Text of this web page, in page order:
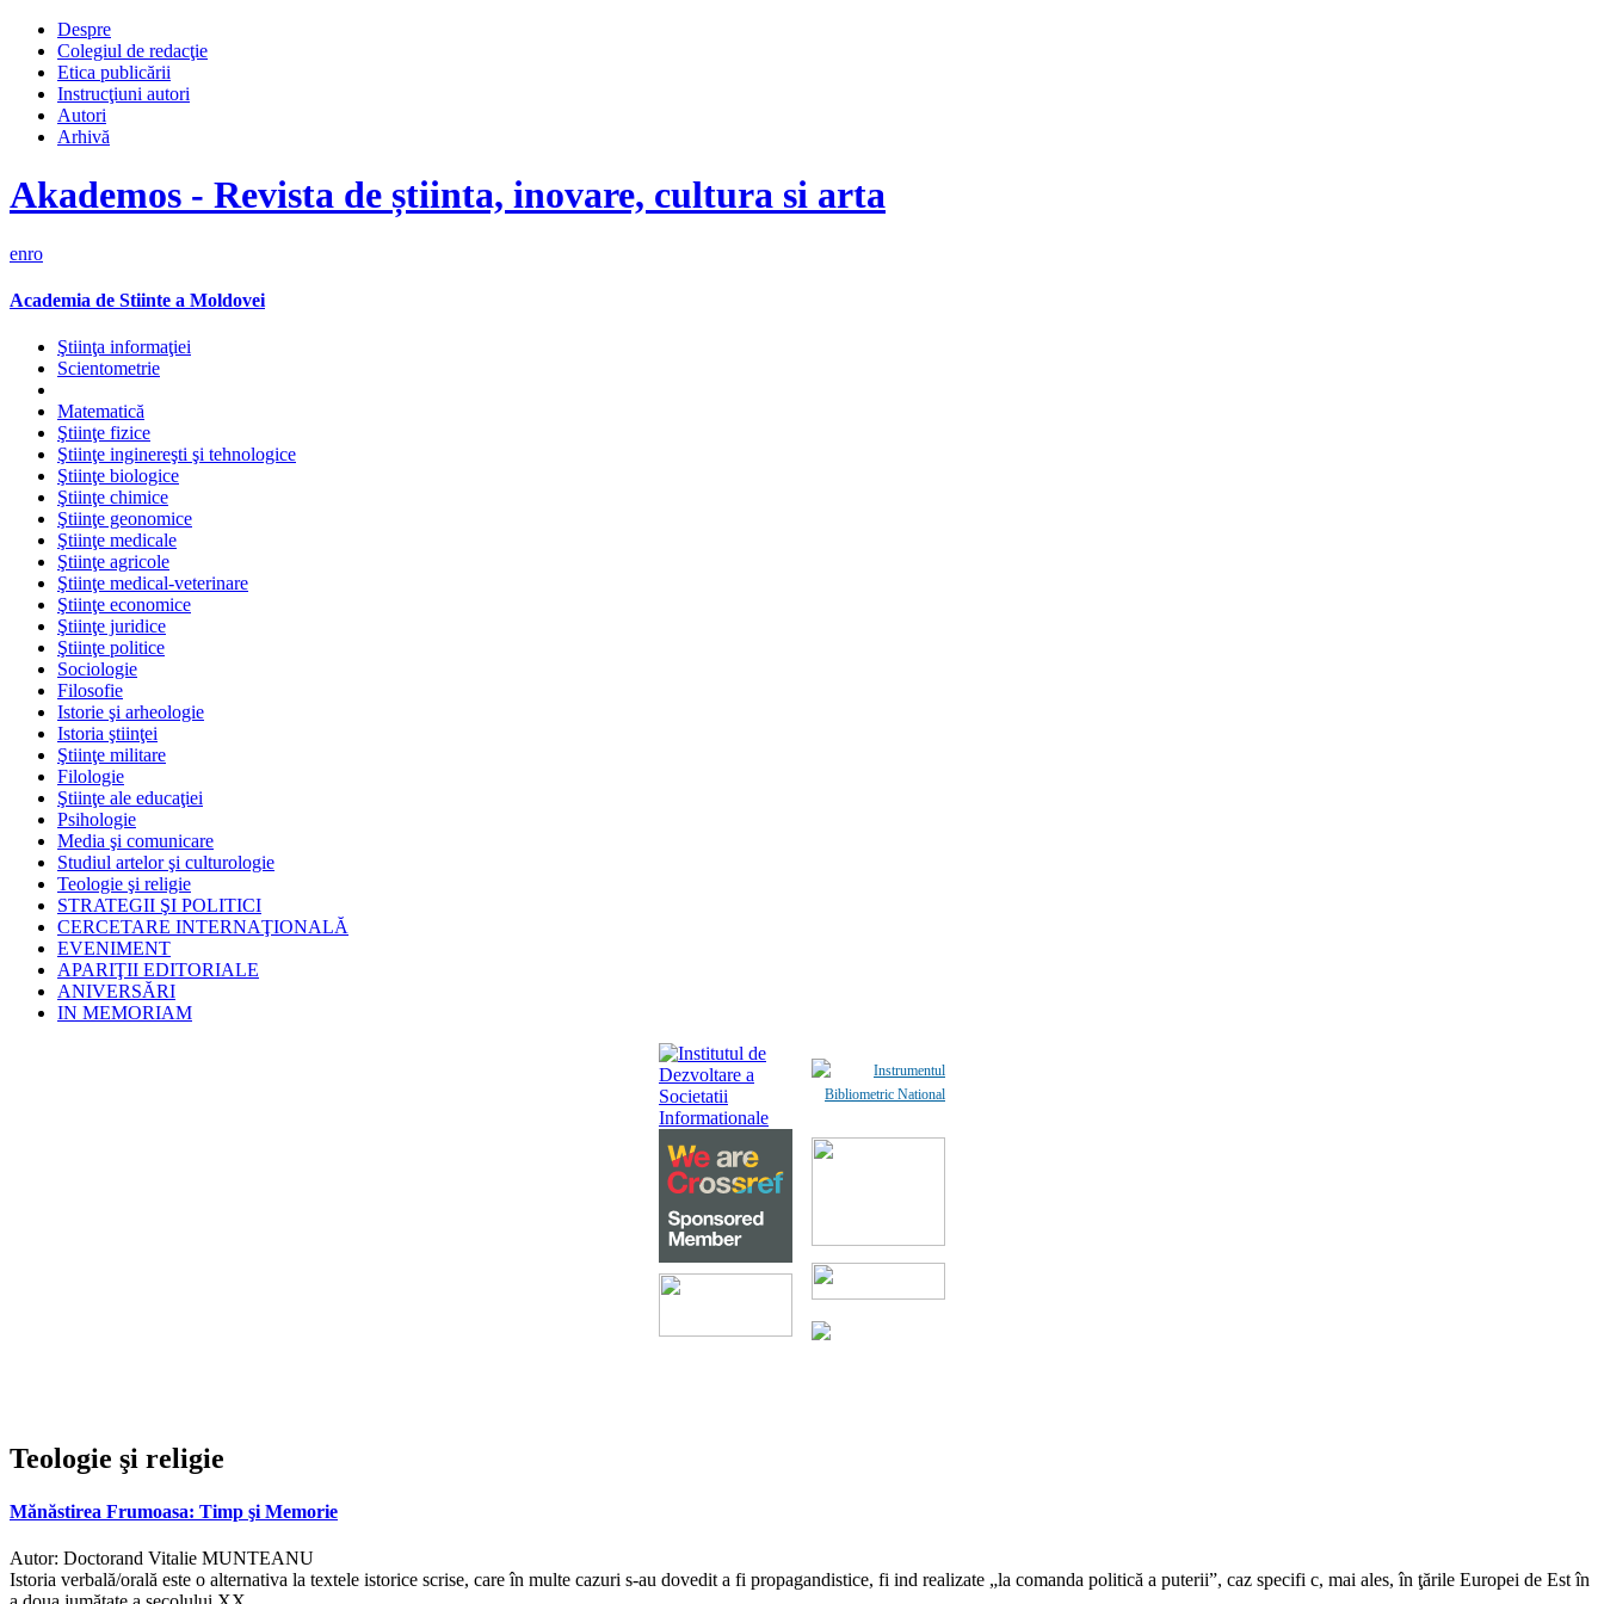
Despre
Colegiul de redacţie
Etica publicării
Instrucţiuni autori
Autori
Arhivă
Akademos - Revista de știinta, inovare, cultura si arta
enro
Academia de Stiinte a Moldovei
Ştiinţa informaţiei
Scientometrie
Matematică
Ştiinţe fizice
Ştiinţe inginereşti şi tehnologice
Ştiinţe biologice
Ştiinţe chimice
Ştiinţe geonomice
Ştiinţe medicale
Ştiinţe agricole
Ştiinţe medical-veterinare
Ştiinţe economice
Ştiinţe juridice
Ştiinţe politice
Sociologie
Filosofie
Istorie şi arheologie
Istoria ştiinţei
Ştiinţe militare
Filologie
Ştiinţe ale educaţiei
Psihologie
Media şi comunicare
Studiul artelor şi culturologie
Teologie şi religie
STRATEGII ŞI POLITICI
CERCETARE INTERNAŢIONALĂ
EVENIMENT
APARIŢII EDITORIALE
ANIVERSĂRI
IN MEMORIAM
Teologie şi religie
Mănăstirea Frumoasa: Timp şi Memorie
Autor: Doctorand Vitalie MUNTEANU
Istoria verbală/orală este o alternativa la textele istorice scrise, care în multe cazuri s-au dovedit a fi propagandistice, fi ind realizate „la comanda politică a puterii”, caz specifi c, mai ales, în ţările Europei de Est în